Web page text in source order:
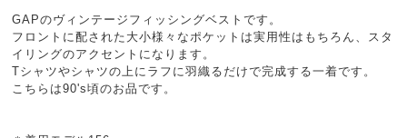
GAPのヴィンテージフィッシングベストです。
フロントに配された大小様々なポケットは実用性はもちろん、スタ
イリングのアクセントになります。
Tシャツやシャツの上にラフに羽織るだけで完成する一着です。
こちらは90's頃のお品です。